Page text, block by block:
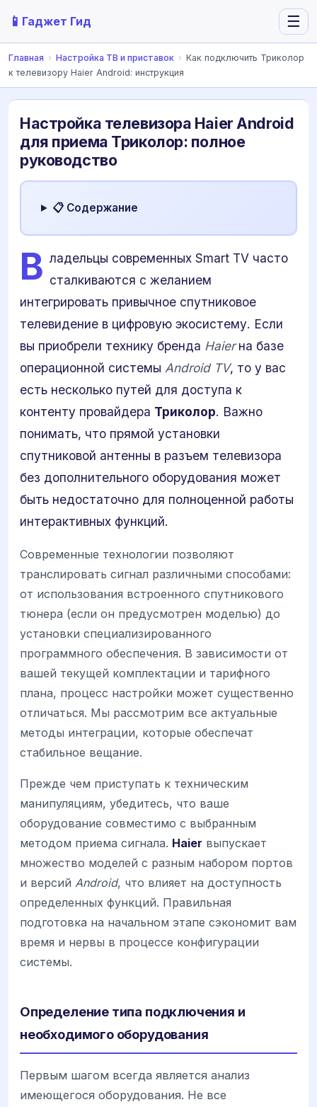
📱 Гаджет Гид ☰
Главная › Настройка ТВ и приставок › Как подключить Триколор
к телевизору Haier Android: инструкция
Настройка телевизора Haier Android
для приема Триколор: полное
руководство
📋 Содержание
В ладельцы современных Smart TV часто
сталкиваются с желанием
интегрировать привычное спутниковое
телевидение в цифровую экосистему. Если
вы приобрели технику бренда Haierна базе
операционной системы Android TV, то у вас
есть несколько путей для доступа к
контенту провайдера Триколор. Важно
понимать, что прямой установки
спутниковой антенны в разъем телевизора
без дополнительного оборудования может
быть недостаточно для полноценной работы
интерактивных функций.
Современные технологии позволяют
транслировать сигнал различными способами:
от использования встроенного спутникового
тюнера (если он предусмотрен моделью) до
установки специализированного
программного обеспечения. В зависимости от
вашей текущей комплектации и тарифного
плана, процесс настройки может существенно
отличаться. Мы рассмотрим все актуальные
методы интеграции, которые обеспечат
стабильное вещание.
Прежде чем приступать к техническим
манипуляциям, убедитесь, что ваше
оборудование совместимо с выбранным
методом приема сигнала. Haier выпускает
множество моделей с разным набором портов
и версий Android, что влияет на доступность
определенных функций. Правильная
подготовка на начальном этапе сэкономит вам
время и нервы в процессе конфигурации
системы.
Определение типа подключения и
необходимого оборудования
Первым шагом всегда является анализ
имеющегося оборудования. Не все